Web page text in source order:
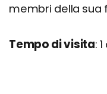
membri della sua
Tempo di visita: